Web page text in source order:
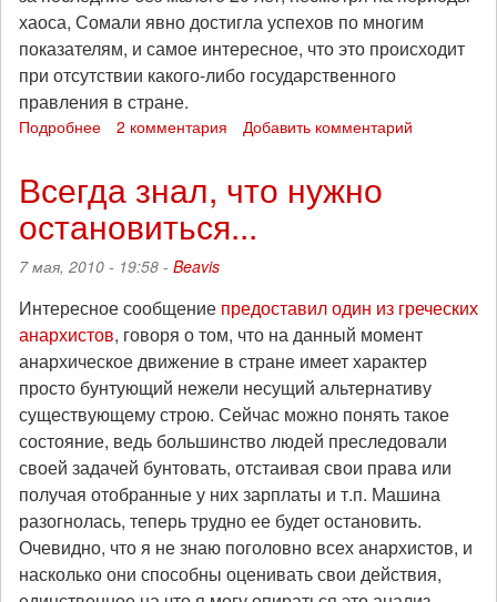
хаоса, Сомали явно достигла успехов по многим
показателям, и самое интересное, что это происходит
при отсутствии какого-либо государственного
правления в стране.
Подробнее
–
мать
порядка
2 комментария Добавить комментарий
Всегда знал, что нужно
остановиться...
7 мая, 2010 - 19:58 - Beavis
Интересное сообщение предоставил один из греческих
анархистов, говоря о том, что на данный момент
анархическое движение в стране имеет характер
просто бунтующий нежели несущий альтернативу
существующему строю. Сейчас можно понять такое
состояние, ведь большинство людей преследовали
своей задачей бунтовать, отстаивая свои права или
получая отобранные у них зарплаты и т.п. Машина
разогнолась, теперь трудно ее будет остановить.
Очевидно, что я не знаю поголовно всех анархистов, и
насколько они способны оценивать свои действия,